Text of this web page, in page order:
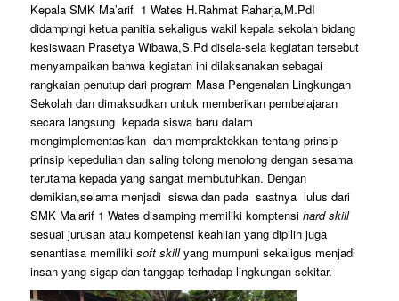
Kepala SMK Ma’arif 1 Wates H.Rahmat Raharja,M.PdI
didampingi ketua panitia sekaligus wakil kepala sekolah bidang
kesiswaan Prasetya Wibawa,S.Pd disela-sela kegiatan tersebut
menyampaikan bahwa kegiatan ini dilaksanakan sebagai
rangkaian penutup dari program Masa Pengenalan Lingkungan
Sekolah dan dimaksudkan untuk memberikan pembelajaran
secara langsung kepada siswa baru dalam
mengimplementasikan dan mempraktekkan tentang prinsip-
prinsip kepedulian dan saling tolong menolong dengan sesama
terutama kepada yang sangat membutuhkan. Dengan
demikian,selama menjadi siswa dan pada saatnya lulus dari
SMK Ma’arif 1 Wates disamping memiliki komptensi hard skill
sesuai jurusan atau kompetensi keahlian yang dipilih juga
senantiasa memiliki soft skillyang mumpuni sekaligus menjadi
insan yang sigap dan tanggap terhadap lingkungan sekitar.